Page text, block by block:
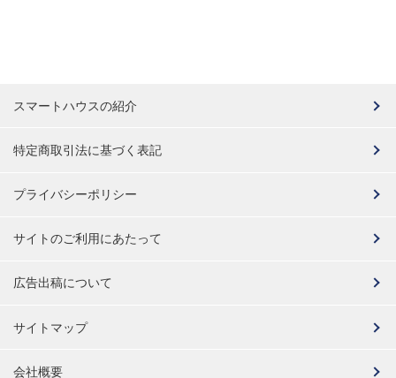
スマートハウスの紹介
特定商取引法に基づく表記
プライバシーポリシー
サイトのご利用にあたって
広告出稿について
サイトマップ
会社概要